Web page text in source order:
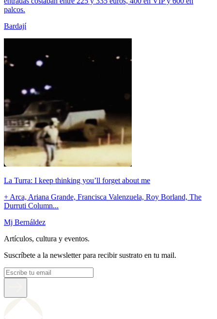
palcos.
Bardají
La Turra: I keep thinking you’ll forget about me
+ Arca, Ariana Grande, Francisca Valenzuela, Roy Borland, The
Durruti Column...
Mj Bernáldez
Artículos, cultura y eventos.
Suscríbete a la newsletter para recibir sustrato en tu mail.